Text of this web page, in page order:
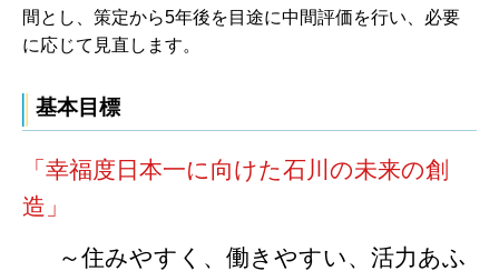
間とし、策定から5年後を目途に中間評価を行い、必要
に応じて見直します。
基本目標
「幸福度日本一に向けた石川の未来の創
造」
～住みやすく、働きやすい、活力あふ